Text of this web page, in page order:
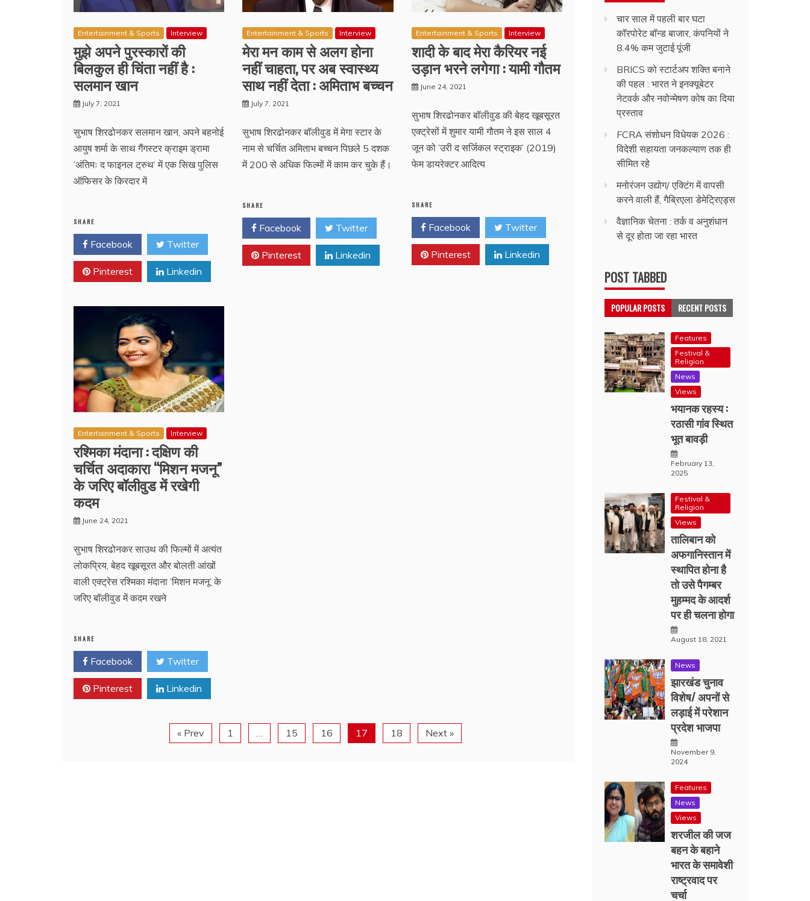
Entertainment & Sports Interview
मुझे अपने पुरस्कारों की
बिलकुल ही चिंता नहीं है :
सलमान खान
July 7, 2021
सुभाष शिरढोनकर सलमान खान, अपने बहनोई
आयुष शर्मा के साथ गैंगस्टर क्राइम ड्रामा
’अंतिमः द फाइनल ट्रुथ’ में एक सिख पुलिस
ऑफिसर के किरदार में
SHARE
Facebook Twitter
Pinterest Linkedin
Entertainment & Sports Interview
मेरा मन काम से अलग होना
नहीं चाहता, पर अब स्वास्थ्य
साथ नहीं देता : अमिताभ बच्चन
July 7, 2021
सुभाष शिरढोनकर बॉलीवुड में मेगा स्टार के
नाम से चर्चित अमिताभ बच्चन पिछले 5 दशक
में 200 से अधिक फिल्मों में काम कर चुके हैं।
SHARE
Facebook Twitter
Pinterest Linkedin
Entertainment & Sports Interview
शादी के बाद मेरा कैरियर नई
उड़ान भरने लगेगा : यामी गौतम
June 24, 2021
सुभाष शिरढोनकर बॉलीवुड की बेहद खूबसूरत
एक्ट्रेसों में शुमार यामी गौतम ने इस साल 4
जून को ’उरी द सर्जिकल स्ट्राइक’ (2019)
फेम डायरेक्टर आदित्य
SHARE
Facebook Twitter
Pinterest Linkedin
Entertainment & Sports Interview
रश्मिका मंदाना : दक्षिण की
चर्चित अदाकारा “मिशन मजनू”
के जरिए बॉलीवुड में रखेगी
कदम
June 24, 2021
सुभाष शिरढोनकर साउथ की फिल्मों में अत्यंत
लोकप्रिय, बेहद खूबसूरत और बोलती आंखों
वाली एक्ट्रेस रश्मिका मंदाना ’मिशन मजनू’ के
जरिए बॉलीवुड में कदम रखने
SHARE
Facebook Twitter
Pinterest Linkedin
« Prev 1 15 16 17 18 Next »
चार साल में पहली बार घटा
कॉरपोरेट बॉन्ड बाजार, कंपनियों ने
8.4% कम जुटाई पूंजी
BRICS को स्टार्टअप शक्ति बनाने
की पहल : भारत ने इनक्यूबेटर
नेटवर्क और नवोन्मेषण कोष का दिया
प्रस्ताव
FCRA संशोधन विधेयक 2026 :
विदेशी सहायता जनकल्याण तक ही
सीमित रहे
मनोरंजन उद्योग/ एक्टिंग में वापसी
करने वाली हैं, गैब्रिएला डेमेट्रिएड्स
वैज्ञानिक चेतना : तर्क व अनुशंधान
से दूर होता जा रहा भारत
POST TABBED
POPULAR POSTS RECENT POSTS
Features
Festival &
Religion
News
Views
भयानक रहस्य :
रठासी गांव स्थित
भूत बावड़ी
February 13,
2025
Festival &
Religion
Views
तालिबान को
अफगानिस्तान में
स्थापित होना है
तो उसे पैगम्बर
मुहम्मद के आदर्श
पर ही चलना होगा
August 18, 2021
News
झारखंड चुनाव
विशेष/ अपनों से
लड़ाई में परेशान
प्रदेश भाजपा
November 9,
2024
Features
News
Views
शरजील की जज
बहन के बहाने
भारत के समावेशी
राष्ट्रवाद पर
चर्चा